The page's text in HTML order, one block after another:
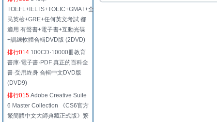
TOEFL+IELTS+TOEIC+GMAT+全
民英檢+GRE+任何英文考試 都
適用 有聲書+電子書+互動光碟
+訓練軟體合輯DVD版 (2DVD)
排行014 100CD·10000冊教育
書庫·電子書·PDF 真正的百科全
書·受用終身 合輯中文DVD版
(DVD9)
排行015 Adobe Creative Suite
6 Master Collection 《CS6官方
繁簡體中文大師典藏正式版》繁